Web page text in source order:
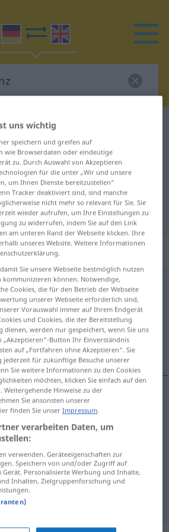
Wörterbuch
Übersetzung für
Englisch
: Maskulinum
PEJ
anklicken/antippen)
wet
uns wichtig
speichern und greifen auf
wie Browserdaten oder eindeutige
zu. Durch Auswahl von Akzeptieren
für die unter „Wir und unsere
um Ihnen Dienste bereitzustellen“
Tracker deaktiviert sind, sind manche
nicht mehr so relevant für Sie. Sie
wieder aufrufen, um Ihre Einstellungen zu
zu widerrufen, indem Sie auf den Link
am unteren Rand der Webseite klicken. Ihre
unseres Website. Weitere Informationen
Sie unsere Webseite bestmöglich nutzen
können. Notwendige,
Cookies, die für den Betrieb der Webseite
unserer Webseite erforderlich sind,
Vorauswahl immer auf Ihrem Endgerät
und Cookies, die der Bereitstellung
dienen, werden nur gespeichert, wenn Sie uns
„Akzeptieren“-Button Ihr Einverständnis
auf „Fortfahren ohne Akzeptieren“. Sie
für zukünftige Besuche unserer
Sie weitere Informationen zu den Cookies
möchten, klicken Sie einfach auf den
Weitergehende Hinweise zu der
Sie ansonsten unserer
finden Sie unserImpressum.
verarbeiten Daten, um
verwenden. Geräteeigenschaften zur
Speichern von und/oder Zugriff auf
Personalisierte Werbung und Inhalte,
Inhalten, Zielgruppenforschung und